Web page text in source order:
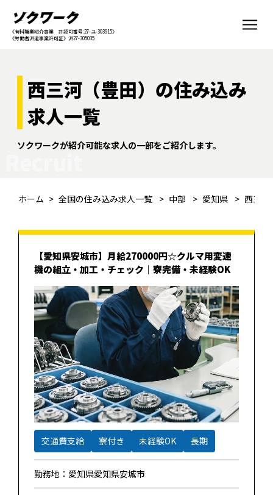
《有料職業紹介事業 許認可番号:27-ユ-303915》
《労働者派遣事業許可証》派27-305035
西三河（豊田）の住み込み
求人一覧
ソクワークが紹介可能な求人の一部をご紹介します。
ホーム 全国の住み込み求人一覧 中部 愛知県 西三
【愛知県安城市】月給270000円☆クルマ用変速
機の組立・加工・チェック｜寮完備・未経験OK
交通費支給 寮付き 未経験OK 長期
勤務地：愛知県愛知県安城市